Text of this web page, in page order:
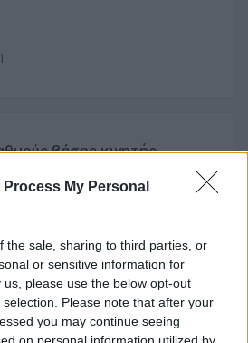
Process My Personal
the sale, sharing to third parties, or
or sensitive information for
please use the below opt-out
Please note that after your
you may continue seeing
on personal information utilized by
βάσης κινητής
| ΘΕΣΣΑΛΟΝΙΚΗ
μήνα καθαρά
– Μονταδόρος